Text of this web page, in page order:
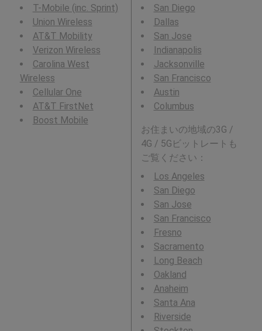
T-Mobile (inc. Sprint)
Union Wireless
AT&T Mobility
Verizon Wireless
Carolina West
Wireless
Cellular One
AT&T FirstNet
Boost Mobile
San Diego
Dallas
San Jose
Indianapolis
Jacksonville
San Francisco
Austin
Columbus
お住まいの地域の3G /
4G / 5Gビットレートも
ご覧ください：
Los Angeles
San Diego
San Jose
San Francisco
Fresno
Sacramento
Long Beach
Oakland
Anaheim
Santa Ana
Riverside